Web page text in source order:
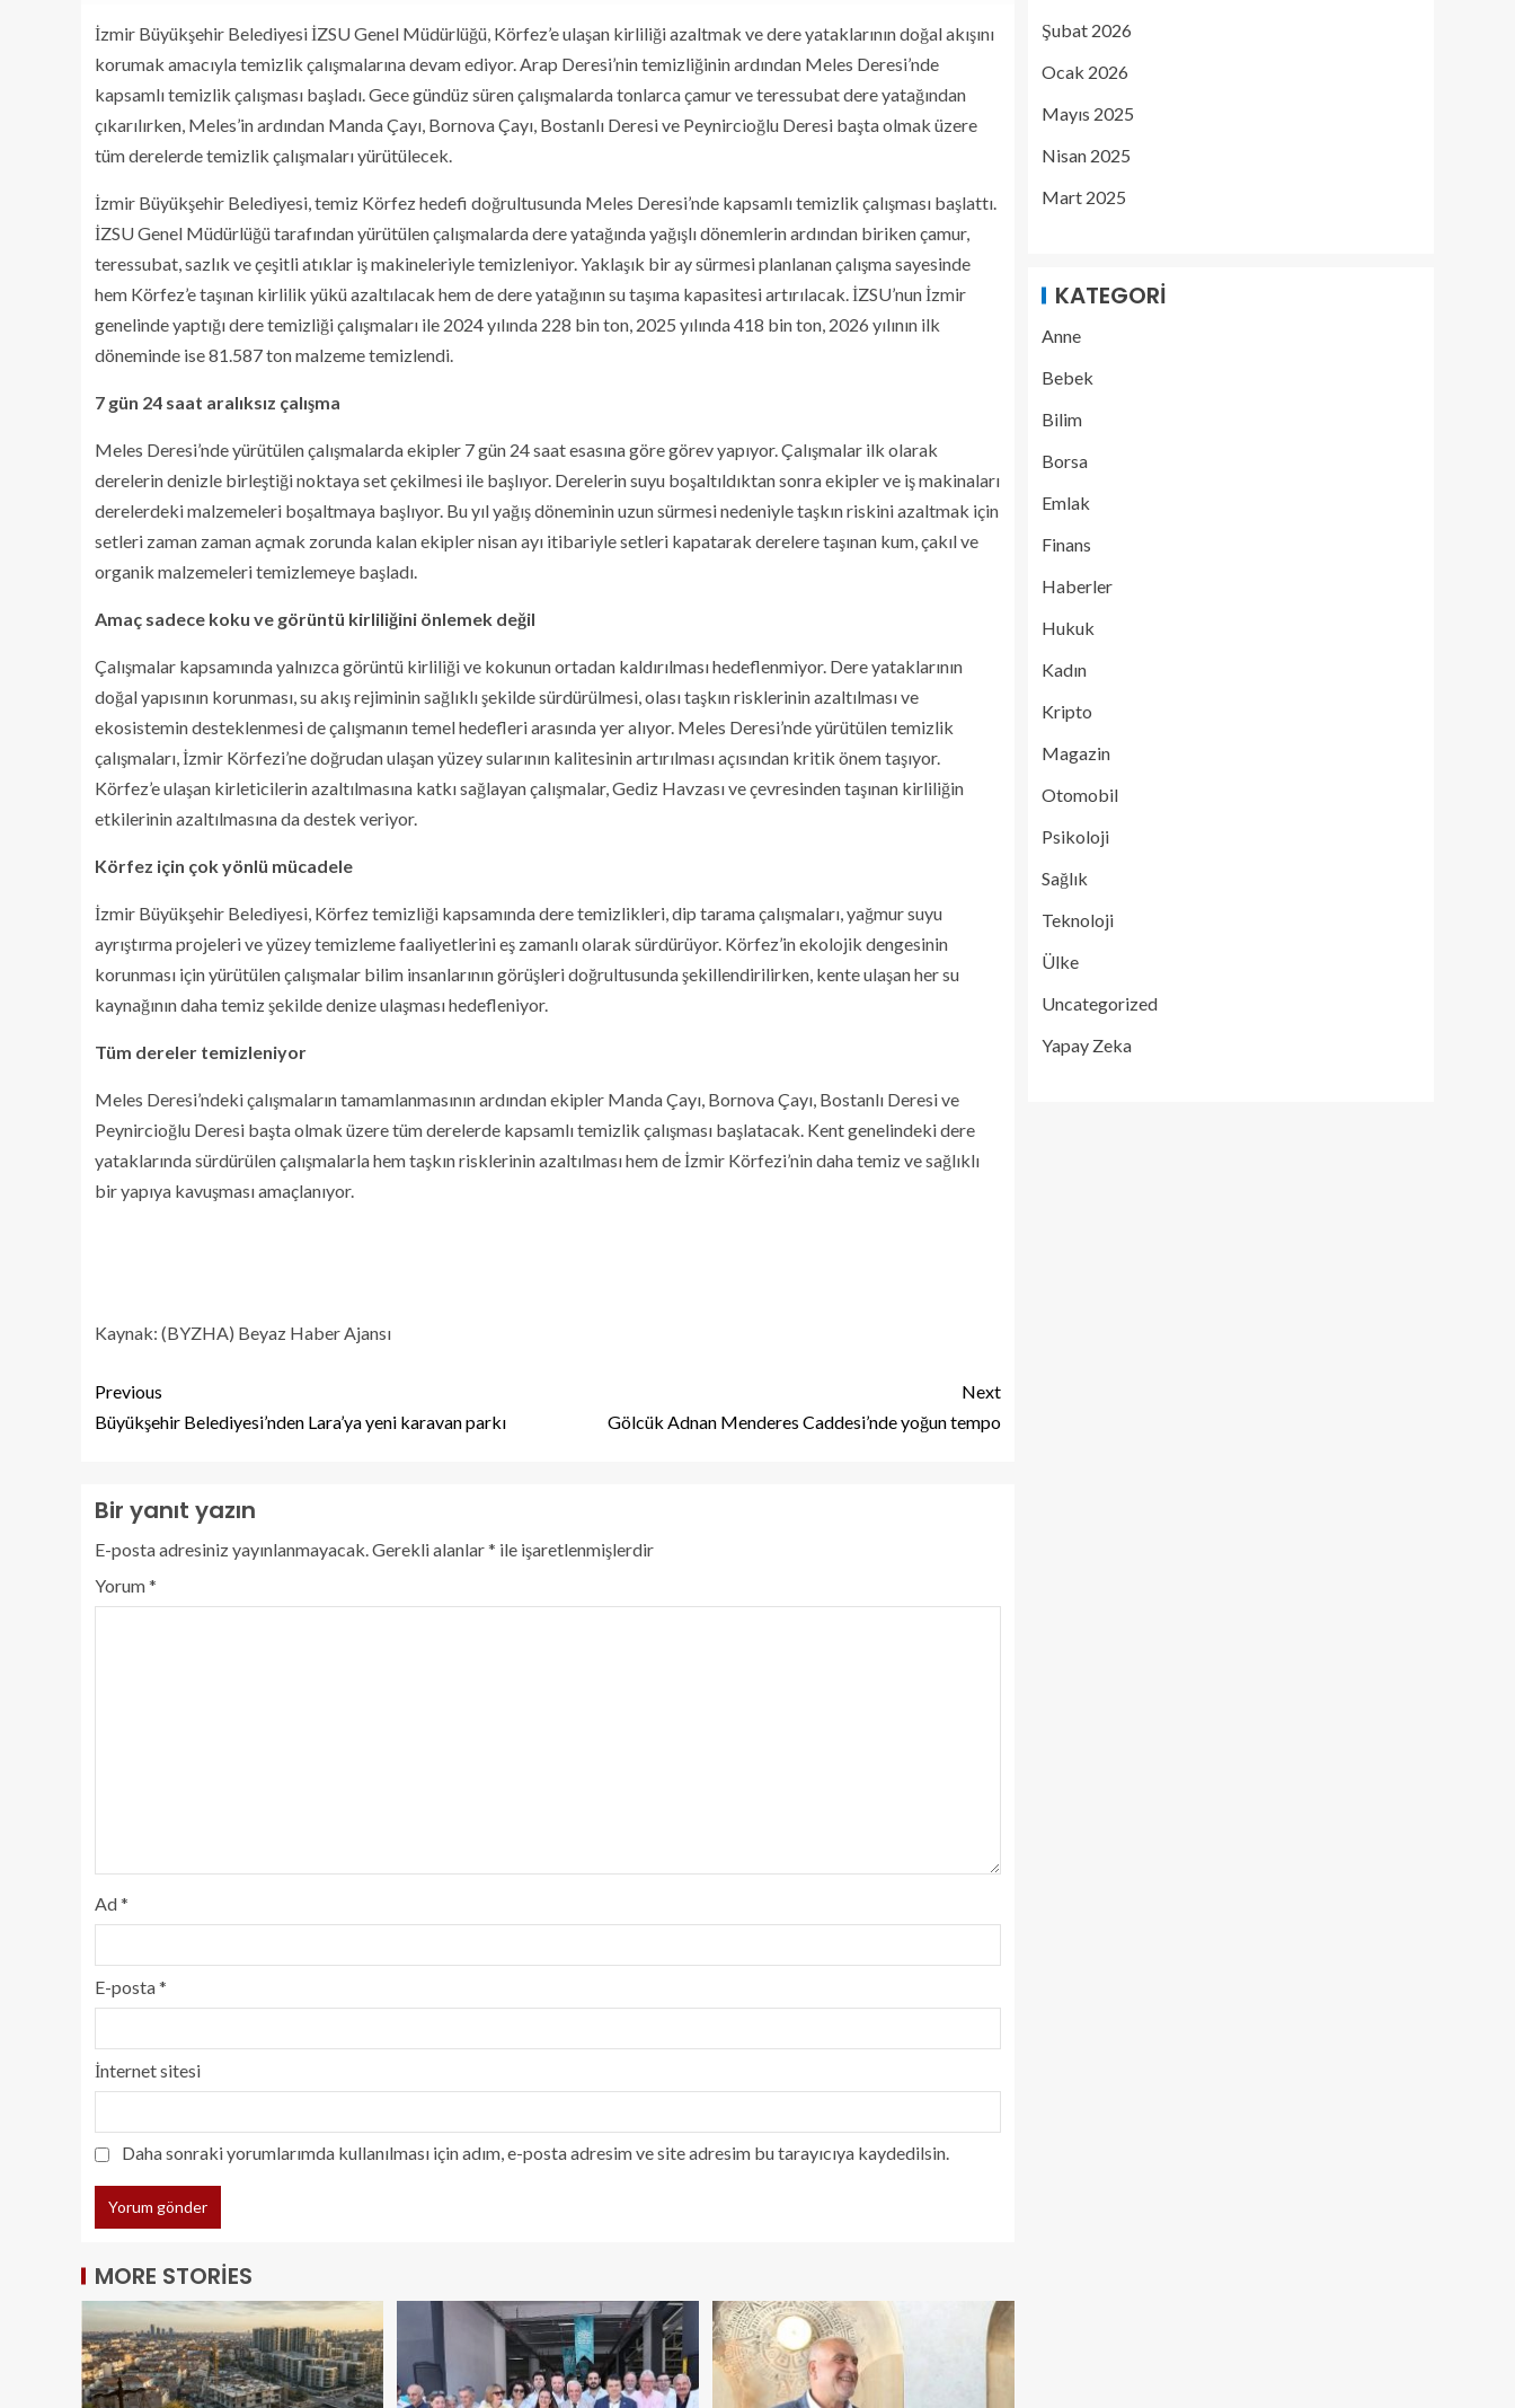
İzmir Büyükşehir Belediyesi İZSU Genel Müdürlüğü, Körfez’e ulaşan kirliliği azaltmak ve dere yataklarının doğal akışını
korumak amacıyla temizlik çalışmalarına devam ediyor. Arap Deresi’nin temizliğinin ardından Meles Deresi’nde
kapsamlı temizlik çalışması başladı. Gece gündüz süren çalışmalarda tonlarca çamur ve teressubat dere yatağından
çıkarılırken, Meles’in ardından Manda Çayı, Bornova Çayı, Bostanlı Deresi ve Peynircioğlu Deresi başta olmak üzere
tüm derelerde temizlik çalışmaları yürütülecek.
İzmir Büyükşehir Belediyesi, temiz Körfez hedefi doğrultusunda Meles Deresi’nde kapsamlı temizlik çalışması başlattı.
İZSU Genel Müdürlüğü tarafından yürütülen çalışmalarda dere yatağında yağışlı dönemlerin ardından biriken çamur,
teressubat, sazlık ve çeşitli atıklar iş makineleriyle temizleniyor. Yaklaşık bir ay sürmesi planlanan çalışma sayesinde
hem Körfez’e taşınan kirlilik yükü azaltılacak hem de dere yatağının su taşıma kapasitesi artırılacak. İZSU’nun İzmir
genelinde yaptığı dere temizliği çalışmaları ile 2024 yılında 228 bin ton, 2025 yılında 418 bin ton, 2026 yılının ilk
döneminde ise 81.587 ton malzeme temizlendi.
7 gün 24 saat aralıksız çalışma
Meles Deresi’nde yürütülen çalışmalarda ekipler 7 gün 24 saat esasına göre görev yapıyor. Çalışmalar ilk olarak
derelerin denizle birleştiği noktaya set çekilmesi ile başlıyor. Derelerin suyu boşaltıldıktan sonra ekipler ve iş makinaları
derelerdeki malzemeleri boşaltmaya başlıyor. Bu yıl yağış döneminin uzun sürmesi nedeniyle taşkın riskini azaltmak için
setleri zaman zaman açmak zorunda kalan ekipler nisan ayı itibariyle setleri kapatarak derelere taşınan kum, çakıl ve
organik malzemeleri temizlemeye başladı.
Amaç sadece koku ve görüntü kirliliğini önlemek değil
Çalışmalar kapsamında yalnızca görüntü kirliliği ve kokunun ortadan kaldırılması hedeflenmiyor. Dere yataklarının
doğal yapısının korunması, su akış rejiminin sağlıklı şekilde sürdürülmesi, olası taşkın risklerinin azaltılması ve
ekosistemin desteklenmesi de çalışmanın temel hedefleri arasında yer alıyor. Meles Deresi’nde yürütülen temizlik
çalışmaları, İzmir Körfezi’ne doğrudan ulaşan yüzey sularının kalitesinin artırılması açısından kritik önem taşıyor.
Körfez’e ulaşan kirleticilerin azaltılmasına katkı sağlayan çalışmalar, Gediz Havzası ve çevresinden taşınan kirliliğin
etkilerinin azaltılmasına da destek veriyor.
Körfez için çok yönlü mücadele
İzmir Büyükşehir Belediyesi, Körfez temizliği kapsamında dere temizlikleri, dip tarama çalışmaları, yağmur suyu
ayrıştırma projeleri ve yüzey temizleme faaliyetlerini eş zamanlı olarak sürdürüyor. Körfez’in ekolojik dengesinin
korunması için yürütülen çalışmalar bilim insanlarının görüşleri doğrultusunda şekillendirilirken, kente ulaşan her su
kaynağının daha temiz şekilde denize ulaşması hedefleniyor.
Tüm dereler temizleniyor
Meles Deresi’ndeki çalışmaların tamamlanmasının ardından ekipler Manda Çayı, Bornova Çayı, Bostanlı Deresi ve
Peynircioğlu Deresi başta olmak üzere tüm derelerde kapsamlı temizlik çalışması başlatacak. Kent genelindeki dere
yataklarında sürdürülen çalışmalarla hem taşkın risklerinin azaltılması hem de İzmir Körfezi’nin daha temiz ve sağlıklı
bir yapıya kavuşması amaçlanıyor.
Kaynak: (BYZHA) Beyaz Haber Ajansı
Previous
Büyükşehir Belediyesi’nden Lara’ya yeni karavan parkı
Next
Gölcük Adnan Menderes Caddesi’nde yoğun tempo
Bir yanıt yazın
E-posta adresiniz yayınlanmayacak.Gerekli alanlar* ile işaretlenmişlerdir
Yorum*
Ad*
E-posta*
İnternet sitesi
Daha sonraki yorumlarımda kullanılması için adım, e-posta adresim ve site adresim bu tarayıcıya kaydedilsin.
MORE STORIES
Şubat 2026
Ocak 2026
Mayıs 2025
Nisan 2025
Mart 2025
KATEGORI
Anne
Bebek
Bilim
Borsa
Emlak
Finans
Haberler
Hukuk
Kadın
Kripto
Magazin
Otomobil
Psikoloji
Sağlık
Teknoloji
Ülke
Uncategorized
Yapay Zeka